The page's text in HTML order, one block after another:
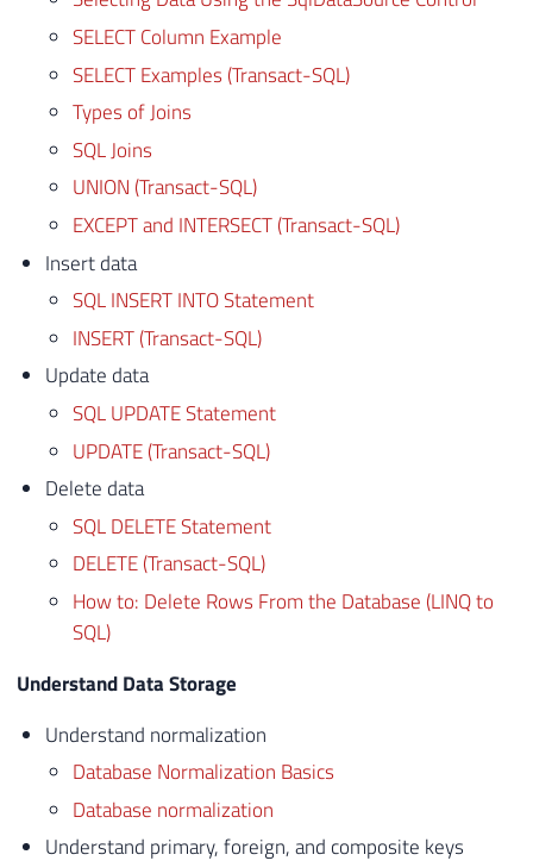
SELECT Column Example
SELECT Examples (Transact-SQL)
Types of Joins
SQL Joins
UNION (Transact-SQL)
EXCEPT and INTERSECT (Transact-SQL)
Insert data
SQL INSERT INTO Statement
INSERT (Transact-SQL)
Update data
SQL UPDATE Statement
UPDATE (Transact-SQL)
Delete data
SQL DELETE Statement
DELETE (Transact-SQL)
How to: Delete Rows From the Database (LINQ to
SQL)
Understand Data Storage
Understand normalization
Database Normalization Basics
Database normalization
Understand primary, foreign, and composite keys